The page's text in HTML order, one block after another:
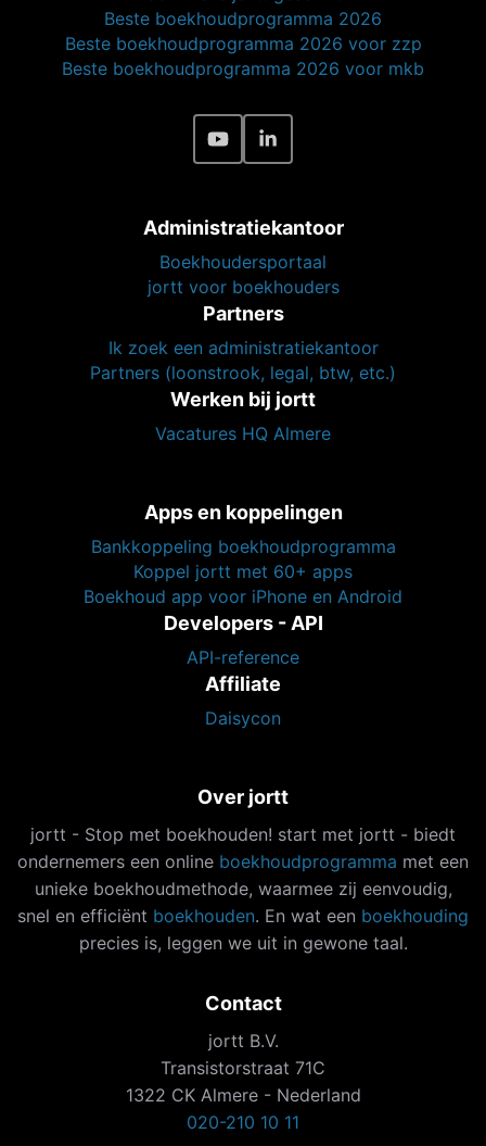
Beste boekhoudprogramma 2026
Beste boekhoudprogramma 2026 voor zzp
Beste boekhoudprogramma 2026 voor mkb
Administratiekantoor
Boekhoudersportaal
jortt voor boekhouders
Partners
Ik zoek een administratiekantoor
Partners (loonstrook, legal, btw, etc.)
Werken bij jortt
Vacatures HQ Almere
Apps en koppelingen
Bankkoppeling boekhoudprogramma
Koppel jortt met 60+ apps
Boekhoud app voor iPhone en Android
Developers - API
API-reference
Affiliate
Daisycon
Over jortt
jortt - Stop met boekhouden! start met jortt - biedt
ondernemers een online boekhoudprogramma met een
unieke boekhoudmethode, waarmee zij eenvoudig,
snel en efficiënt boekhouden. En wat een boekhouding
precies is, leggen we uit in gewone taal.
Contact
jortt B.V.
Transistorstraat 71C
1322 CK Almere - Nederland
020-210 10 11